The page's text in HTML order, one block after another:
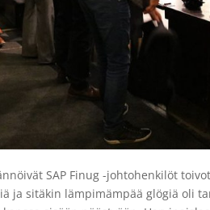
SAP Finug -johtohenkilöt
ja sitäkin lämpimämpää glögiä oli